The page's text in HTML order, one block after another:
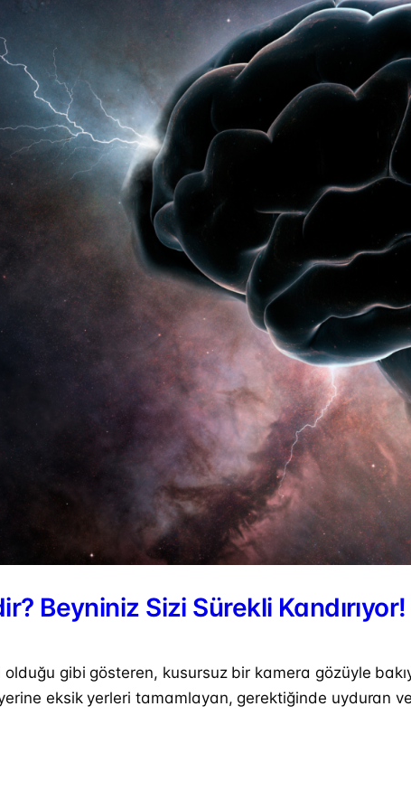
Beyniniz Sizi Sürekli
gibi gösteren, kusursuz bir kamera gözüyle
eksik yerleri tamamlayan, gerektiğinde uyduran